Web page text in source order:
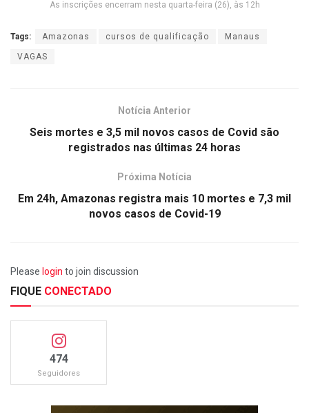
As inscrições encerram nesta quarta-feira (26), às 12h
Tags: Amazonas cursos de qualificação Manaus
VAGAS
Notícia Anterior
Seis mortes e 3,5 mil novos casos de Covid são
registrados nas últimas 24 horas
Próxima Notícia
Em 24h, Amazonas registra mais 10 mortes e 7,3 mil
novos casos de Covid-19
Please login to join discussion
FIQUE CONECTADO
474
Seguidores